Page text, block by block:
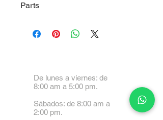
Parts
De lunes a viernes: de
8:00 am a 5:00 pm.
Sábados: de 8:00 am a
2:00 pm.